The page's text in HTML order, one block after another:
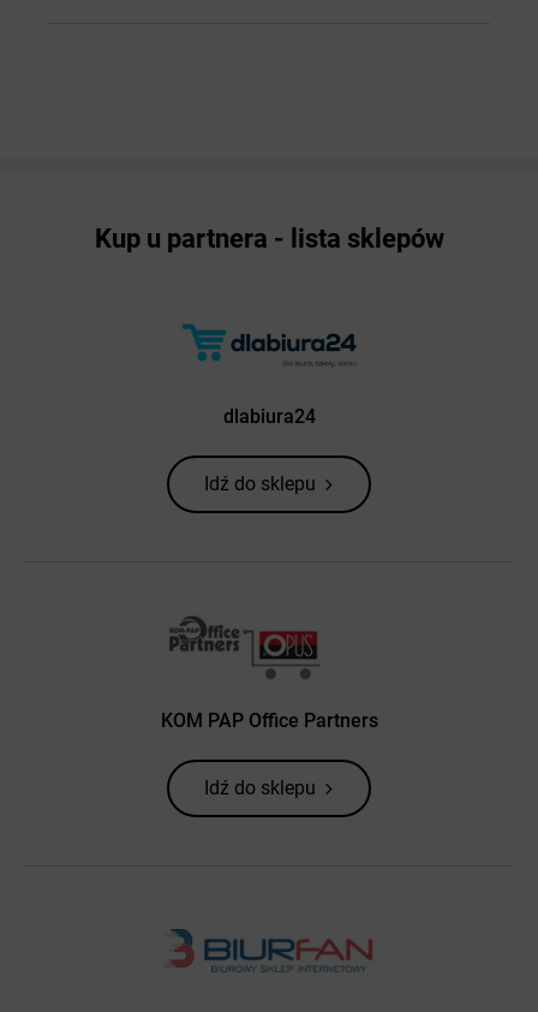
Kup u partnera - lista sklepów
dlabiura24
Idź do sklepu
KOM PAP Office Partners
Idź do sklepu